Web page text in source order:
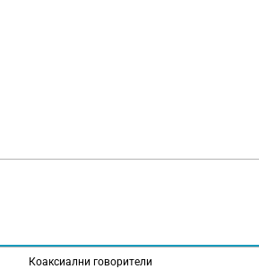
Коаксиални говорители